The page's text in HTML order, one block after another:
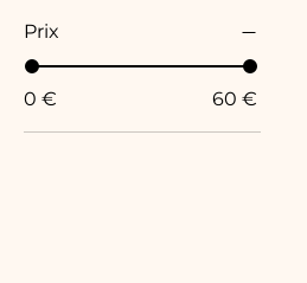
Prix
0 € 60 €